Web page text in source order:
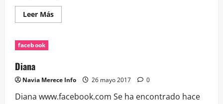
Leer MásLeer
más
facebook
Diana
Navia Merece Info 26 mayo 2017 0
Diana www.facebook.com Se ha encontrado hace